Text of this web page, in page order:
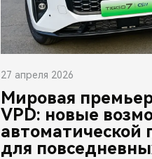
27 апреля 2026
Мировая
VPD: новые
автоматической
для